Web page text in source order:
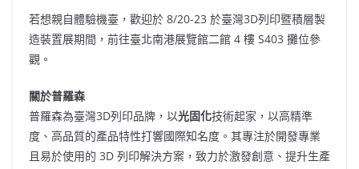
若想親自體驗機臺，歡迎於 8/20-23 於臺灣3D列印暨積層製
造裝置展期間，前往臺北南港展覽館二館 4 樓 S403 攤位參
觀。
關於普羅森
普羅森為臺灣3D列印品牌，以光固化技術起家，以高精準
度、高品質的產品特性打響國際知名度。其專注於開發專業
且易於使用的 3D 列印解決方案，致力於激發創意、提升生產